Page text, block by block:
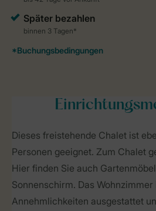
Dieses freistehende Chalet ist
Personen geeignet. Zum Chalet
Hier finden Sie auch
Sonnenschirm. Das
Annehmlichkeiten ausgestattet